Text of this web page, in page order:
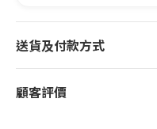
送貨及付款方式
顧客評價